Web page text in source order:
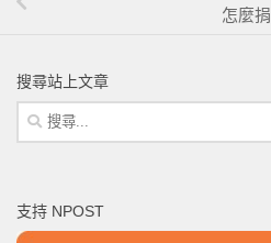
怎麼捐
搜尋站上文章
搜
尋
字:
支持 NPOST